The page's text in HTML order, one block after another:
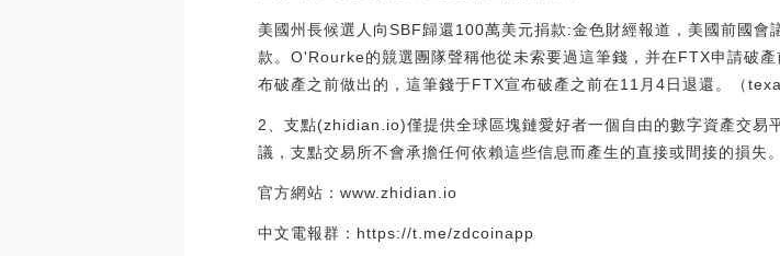
美國州長候選人向SBF歸還100萬美元捐款:金色財經報道，美國前國
款。O'Rourke的競選團隊聲稱他從未索要過這筆錢，并在FTX申請破
布破產之前做出的，這筆錢于FTX宣布破產之前在11月4日退還。（
2、支點(zhidian.io)僅提供全球區塊鏈愛好者一個自由的數字資產交易
議，支點交易所不會承擔任何依賴這些信息而產生的直接或間接的損失。
官方網站：www.zhidian.io
中文電報群：https://t.me/zdcoinapp